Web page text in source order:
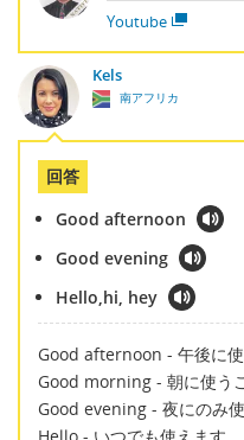
Youtube
Kels
南アフリカ
回答
Good afternoon
Good evening
Hello,hi, hey
Good afternoon - 午後に使
Good morning - 朝に使う
Good evening - 夜にのみ使